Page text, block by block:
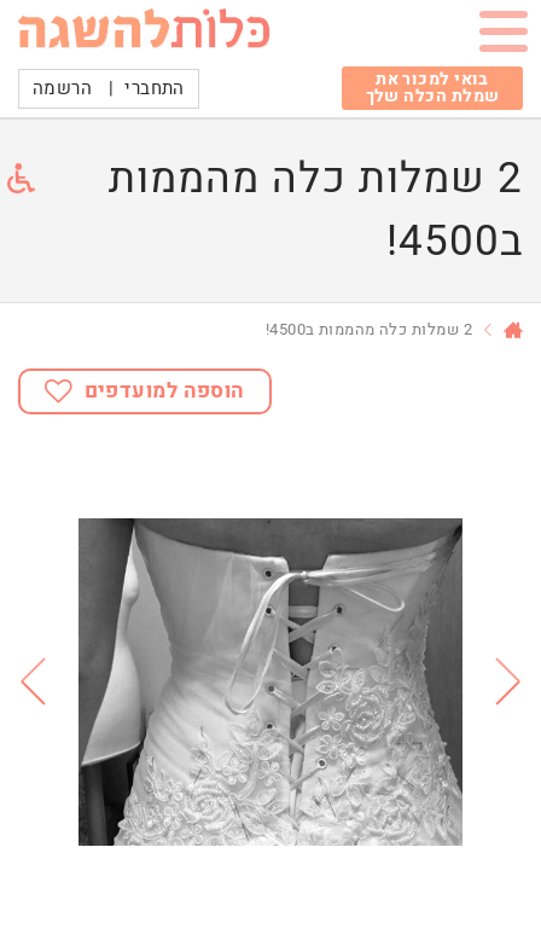
בואי למכור את
שמלת הכלה שלך התחברי | הרשמה
2 שמלות כלה מהממות
ב4500!
2 שמלות כלה מהממות ב4500!
הוספה למועדפים